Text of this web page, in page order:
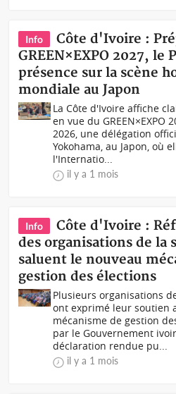
Info
Côte d'Ivoire :
GREEN×EXPO 2027, le
présence sur la scène
mondiale au Japon
La Côte d'Ivoire affiche
en vue du GREEN×EXPO
2026, une délégation
Yokohama, au Japon, où
l'Internatio...
il y a 1 mois
Info
Côte d'Ivoire :
des organisations de la
saluent le nouveau
gestion des élections
Plusieurs organisations
ont exprimé leur soutien
mécanisme de gestion
par le Gouvernement
déclaration rendue pu...
il y a 1 mois